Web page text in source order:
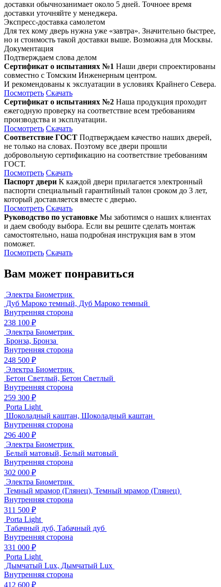
доставки обычнозанимает около 5 дней. Точноее время
доставки уточняйте у менеджера.
Экспресс-доставка самолетом
Для тех кому дверь нужна уже «завтра». Значительно быстрее,
но и стоимость такой доставки выше. Возможна для Москвы.
Документация
Подтверждаем слова делом
Сертификат о испытаниях №1 Наши двери спроектированы
совместно с Томским Инженерным центром.
И рекомендованы к экслуатации в условиях Крайнего Севера.
Посмотреть Скачать
Сертификат о испытаниях №2 Наша продукция проходит
ежегодную проверку на соответствие всем требованиям
производства и эксплуатации.
Посмотреть Скачать
Соответствие ГОСТ Подтверждаем качество наших дверей,
не только на словах. Поэтому все двери прошли
добровольную сертификацию на соответствие требованиям
ГОСТ.
Посмотреть Скачать
Паспорт двери К каждой двери прилагается электронный
паспорти специальный гарантийный талон сроком до 3 лет,
который доставляется вместе с дверью.
Посмотреть Скачать
Руководство по установке Мы заботимся о наших клиентах
и даем свободу выбора. Если вы решите сделать монтаж
самостоятельно, наша подробная инструкция вам в этом
поможет.
Посмотреть Скачать
Вам может понравиться
Электра Биометрик
Дуб Мароко темный, Дуб Мароко темный
Внутренняя сторона
238 100 ₽
Электра Биометрик
Бронза, Бронза
Внутренняя сторона
248 500 ₽
Электра Биометрик
Бетон Светлый, Бетон Светлый
Внутренняя сторона
259 300 ₽
Porta Light
Шоколадный каштан, Шоколадный каштан
Внутренняя сторона
296 400 ₽
Электра Биометрик
Белый матовый, Белый матовый
Внутренняя сторона
302 000 ₽
Электра Биометрик
Темный мрамор (Глянец), Темный мрамор (Глянец)
Внутренняя сторона
311 500 ₽
Porta Light
Табачный дуб, Табачный дуб
Внутренняя сторона
331 000 ₽
Porta Light
Дымчатый Lux, Дымчатый Lux
Внутренняя сторона
412 600 ₽